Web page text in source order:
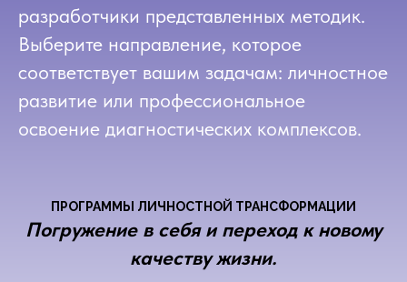
разработчики представленных методик.
Выберите направление, которое
соответствует вашим задачам: личностное
развитие или профессиональное
освоение диагностических комплексов.
ПРОГРАММЫ ЛИЧНОСТНОЙ ТРАНСФОРМАЦИИ
Погружение в себя и переход к новому
качеству жизни.